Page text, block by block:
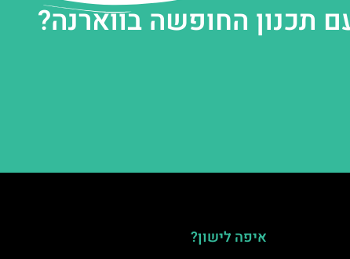
תכנון החופשה בווארנה?
איפה לישון?